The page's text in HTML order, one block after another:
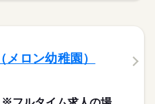
ロン幼稚園）